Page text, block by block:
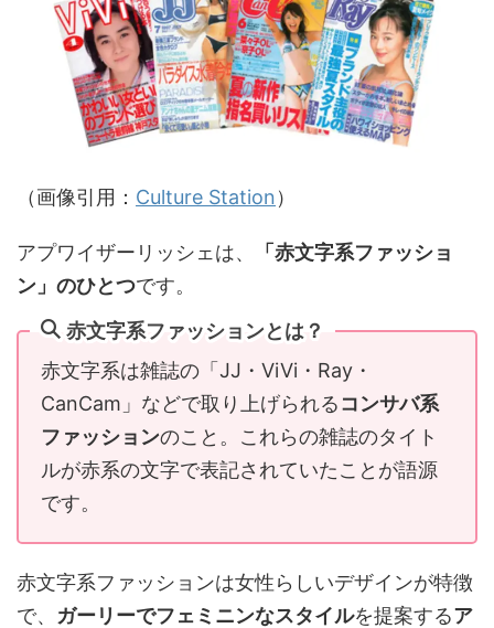
（画像引用： Culture Station）
アプワイザーリッシェは、
「赤文字系ファッショ
ン」のひとつです。
赤文字系ファッションとは？
赤文字系は雑誌の「JJ・ViVi・Ray・
CanCam」などで取り上げられるコンサバ系
ファッションのこと。これらの雑誌のタイト
ルが赤系の文字で表記されていたことが語源
です。
赤文字系ファッションは女性らしいデザインが特徴
で、 ガーリーでフェミニンなスタイルを提案するア